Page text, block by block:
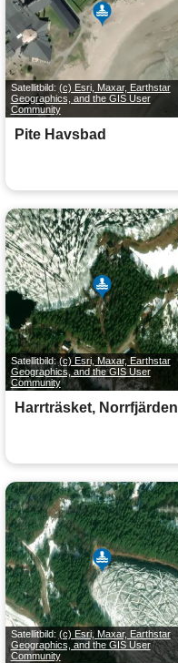
Satellitbild: (c) Esri, Maxar, Earthstar
Geographics, and the GIS User
Community
Pite Havsbad
Satellitbild:(c) Esri, Maxar, Earthstar
Geographics, and the GIS User
Community
Harrträsket, Norrfjärden
Satellitbild: (c) Esri, Maxar, Earthstar
Geographics, and the GIS User
Community